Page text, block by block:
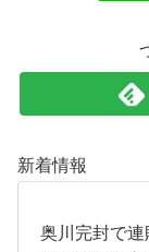
新着情報
奥川完封で